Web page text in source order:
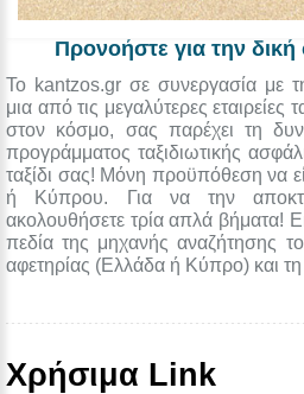
Προνοήστε για την
Το kantzos.gr σε συνεργασία με
μια από τις μεγαλύτερες εταιρείες
στον κόσμο, σας παρέχει τη
προγράμματος ταξιδιωτικής
ταξίδι σας! Μόνη προϋπόθεση να
ή Κύπρου. Για να την
ακολουθήσετε τρία απλά βήματα!
πεδία της μηχανής αναζήτησης
αφετηρίας (Ελλάδα ή Κύπρο) και
Χρήσιμα Link